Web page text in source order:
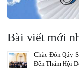
Bài viết mới
Chào Đón Qúy
Đến Thăm Hội